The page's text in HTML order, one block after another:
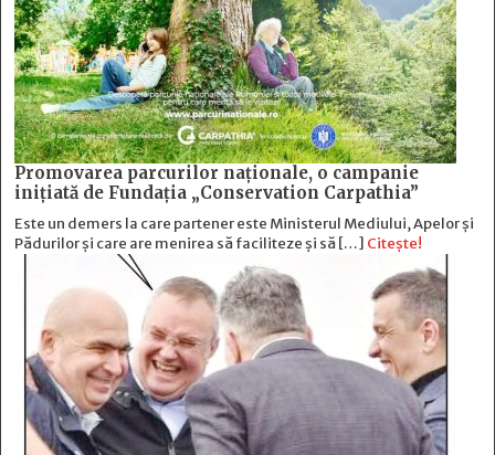
Promovarea parcurilor naționale, o campanie
inițiată de Fundația „Conservation Carpathia”
Este un demers la care partener este Ministerul Mediului, Apelor și
Pădurilor și care are menirea să faciliteze și să […] Citește!